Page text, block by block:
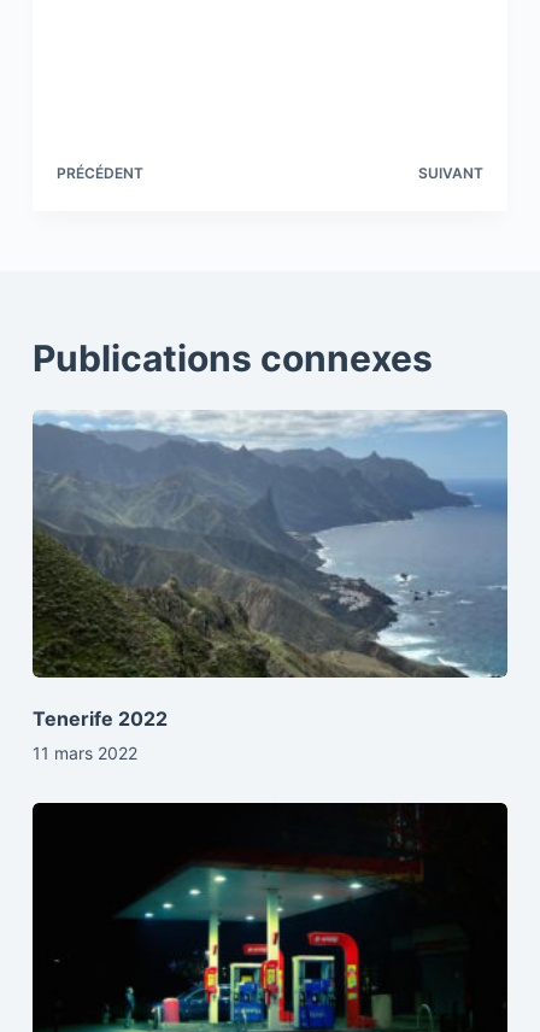
PRÉCÉDENT SUIVANT
Publications connexes
Tenerife 2022
11 mars 2022